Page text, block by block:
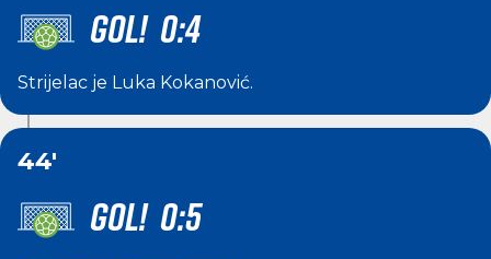
GOL! 0:4
Strijelac je Luka Kokanović.
44'
GOL! 0:5